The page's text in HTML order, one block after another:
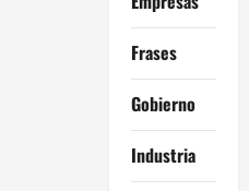
Frases
Gobierno
Industria